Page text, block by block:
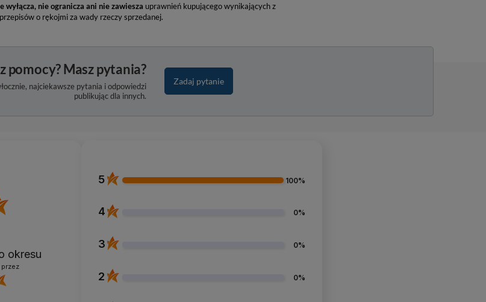
wyłącza, nie ogranicza ani nie zawiesza uprawnień kupującego wynikających z
przepisów o rękojmi za wady rzeczy sprzedanej.
pomocy? Masz pytania?
najciekawsze pytania i odpowiedzi
publikując dla innych.
Zadaj pytanie
okresu
5 100%
4 0%
3 0%
2 0%